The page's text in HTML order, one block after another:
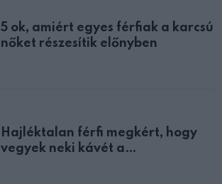
5 ok, amiért egyes férfiak a karcsú
nőket részesítik előnyben
Hajléktalan férfi megkért, hogy
vegyek neki kávét a